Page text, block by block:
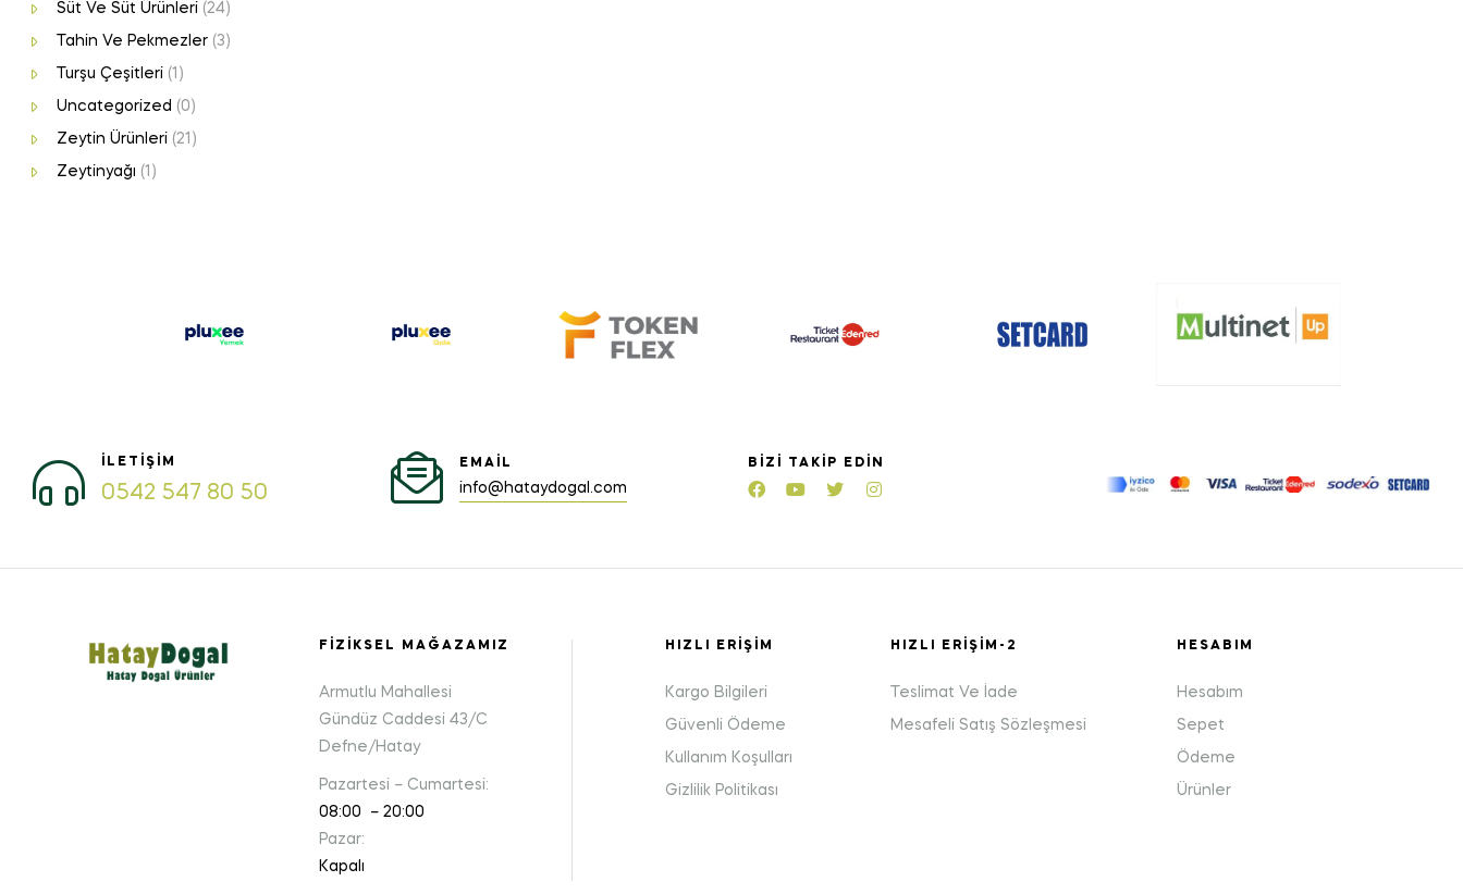
Süt Ve Süt Ürünleri (24)
Tahin Ve Pekmezler (3)
Turşu Çeşitleri (1)
Uncategorized (0)
Zeytin Ürünleri (21)
Zeytinyağı (1)
İLETIŞIM
0542 547 80 50
EMAIL
info@hataydogal.com
BIZI TAKIP EDIN
FIZIKSEL MAĞAZAMIZ
Armutlu Mahallesi
Gündüz Caddesi 43/C
Defne/Hatay
Pazartesi – Cumartesi:
08:00 – 20:00
Pazar:
Kapalı
HIZLI ERIŞIM
Kargo Bilgileri
Güvenli Ödeme
Kullanım Koşulları
Gizlilik Politikası
HIZLI ERIŞIM-2
Teslimat Ve İade
Mesafeli Satış Sözleşmesi
HESABIM
Hesabım
Sepet
Ödeme
Ürünler